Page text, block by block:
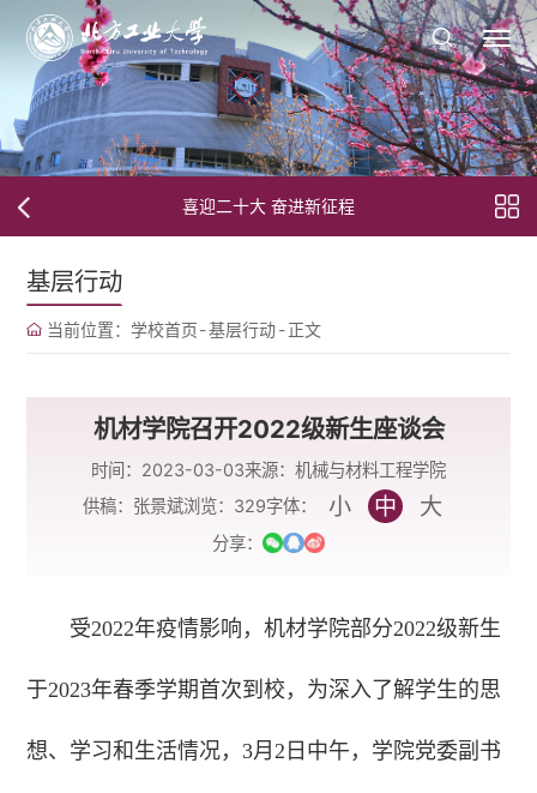
喜迎二十大 奋进新征程
基层行动
当前位置： 学校首页-基层行动-正文
机材学院召开2022级新生座谈会
时间：2023-03-03来源：机械与材料工程学院
供稿：张景斌浏览： 329字体： 小 中 大
分享：
受2022年疫情影响，机材学院部分2022级新生
于2023年春季学期首次到校，为深入了解学生的思
想、学习和生活情况，3月2日中午，学院党委副书